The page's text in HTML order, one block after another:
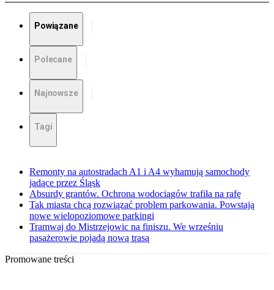
Powiązane
Polecane
Najnowsze
Tagi
Remonty na autostradach A1 i A4 wyhamują samochody
jadące przez Śląsk
Absurdy grantów. Ochrona wodociągów trafiła na rafę
Tak miasta chcą rozwiązać problem parkowania. Powstają
nowe wielopoziomowe parkingi
Tramwaj do Mistrzejowic na finiszu. We wrześniu
pasażerowie pojadą nową trasą
Promowane treści